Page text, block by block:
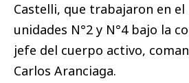
Castelli, que trabajaron en el
unidades N°2 y N°4 bajo la
jefe del cuerpo activo,
Carlos Aranciaga.